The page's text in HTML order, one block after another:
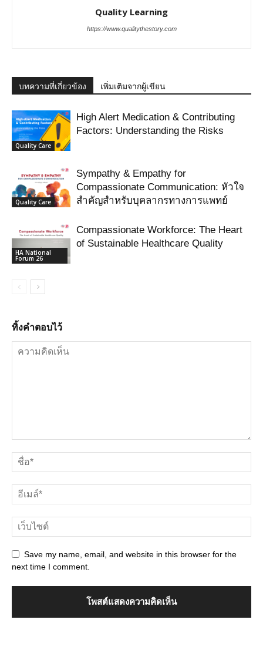
Quality Learning
https://www.qualitythestory.com
บทความที่เกี่ยวข้อง เพิ่มเติมจากผู้เขียน
Quality Care
High Alert Medication & Contributing
Factors: Understanding the Risks
Quality Care
Sympathy & Empathy for
Compassionate Communication: หัวใจ
สำคัญสำหรับบุคลากรทางการแพทย์
HA National
Forum 26
Compassionate Workforce: The Heart
of Sustainable Healthcare Quality
ทิ้งคำตอบไว้
Save my name, email, and website in this browser for the
next time I comment.